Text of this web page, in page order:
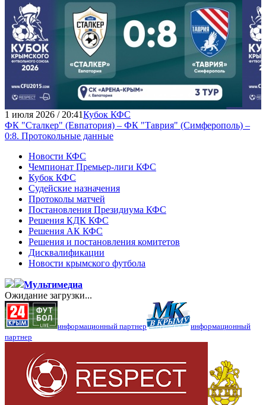
1 июля 2026 / 20:41Кубок КФС
ФК "Сталкер" (Евпатория) – ФК "Таврия" (Симферополь) –
0:8. Протокольные данные
Новости КФС
Чемпионат Премьер-лиги КФС
Кубок КФС
Судейские назначения
Протоколы матчей
Постановления Президиума КФС
Решения КДК КФС
Решения АК КФС
Решения и постановления комитетов
Дисквалификации
Новости крымского футбола
Мультимедиа
Ожидание загрузки...
информационный партнер
информационный
партнер